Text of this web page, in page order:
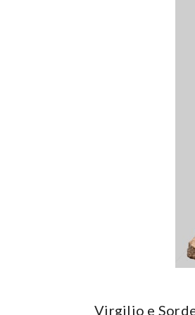
Virgilio e